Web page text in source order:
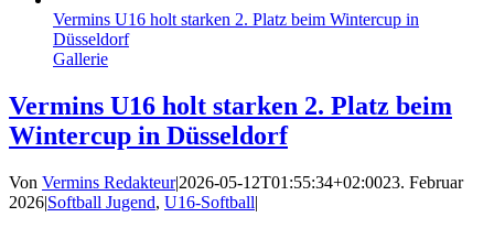
Vermins U16 holt starken 2. Platz beim Wintercup in
Düsseldorf
Gallerie
Vermins U16 holt starken 2. Platz beim
Wintercup in Düsseldorf
Von Vermins Redakteur|2026-05-12T01:55:34+02:0023. Februar
2026|Softball Jugend, U16-Softball|